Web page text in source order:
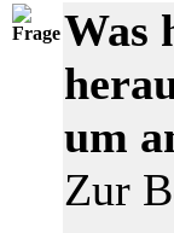
Was
um
Zur